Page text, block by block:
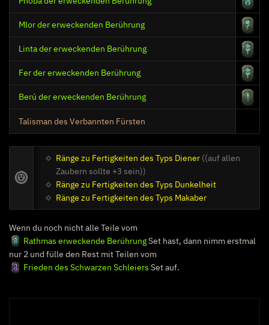
Mlor der erweckenden Berührung
Linta der erweckenden Berührung
Fer der erweckenden Berührung
Berú der erweckenden Berührung
Talisman des Verbannten Fürsten
Ränge zu Fertigkeiten des Typs Diener ((auf allen
Zaubern sollte +3 sein))
Ränge zu Fertigkeiten des Typs Dunkelheit
Ränge zu Fertigkeiten des Typs Makaber
Wenn du noch nicht alle Teile vom
Rathmas erweckende BerührungSet hast, dann nimm erstmal
nur 2 und fülle den Rest mit Teilen vom
Frieden des Schwarzen Schleiers Set auf.